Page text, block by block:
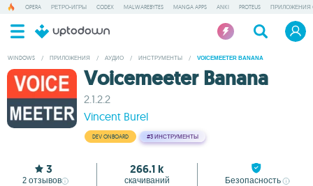
OPERA РЕТРО-ИГРЫ CODEX MALWAREBYTES MANGA APPS ANKI PROTEUS ПРИЛОЖЕНИЯ
WINDOWS / ПРИЛОЖЕНИЯ / АУДИО / ИНСТРУМЕНТЫ / VOICEMEETER BANANA
Voicemeeter Banana
2.1.2.2
Vincent Burel
DEV ONBOARD #3 ИНСТРУМЕНТЫ
3
2 отзывов
266.1 k
скачиваний Безопасность